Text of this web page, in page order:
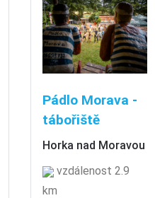
Pádlo Morava -
tábořiště
Horka nad Moravou
vzdálenost 2.9
km